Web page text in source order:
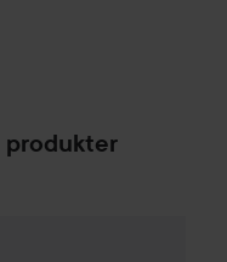
produkter